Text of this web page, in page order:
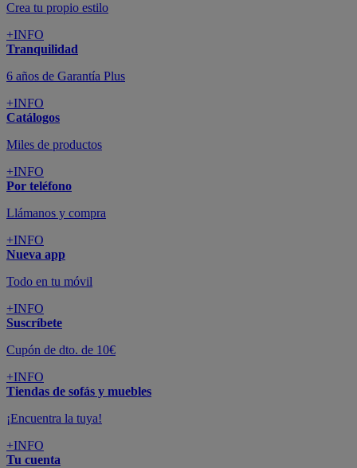
Crea tu propio estilo
+INFO
Tranquilidad
6 años de Garantía Plus
+INFO
Catálogos
Miles de productos
+INFO
Por teléfono
Llámanos y compra
+INFO
Nueva app
Todo en tu móvil
+INFO
Suscríbete
Cupón de dto. de 10€
+INFO
Tiendas de sofás y muebles
¡Encuentra la tuya!
+INFO
Tu cuenta